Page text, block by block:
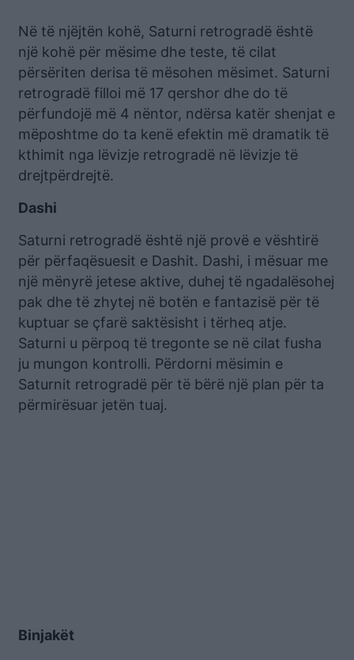
Në të njëjtën kohë, Saturni retrogradë është
një kohë për mësime dhe teste, të cilat
përsëriten derisa të mësohen mësimet. Saturni
retrogradë filloi më 17 qershor dhe do të
përfundojë më 4 nëntor, ndërsa katër shenjat e
mëposhtme do ta kenë efektin më dramatik të
kthimit nga lëvizje retrogradë në lëvizje të
drejtpërdrejtë.
Dashi
Saturni retrogradë është një provë e vështirë
për përfaqësuesit e Dashit. Dashi, i mësuar me
një mënyrë jetese aktive, duhej të ngadalësohej
pak dhe të zhytej në botën e fantazisë për të
kuptuar se çfarë saktësisht i tërheq atje.
Saturni u përpoq të tregonte se në cilat fusha
ju mungon kontrolli. Përdorni mësimin e
Saturnit retrogradë për të bërë një plan për ta
përmirësuar jetën tuaj.
Binjakët